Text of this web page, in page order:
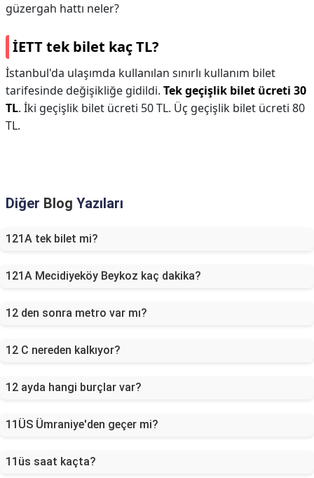
güzergah hattı neler?
İETT tek bilet kaç TL?
İstanbul'da ulaşımda kullanılan sınırlı kullanım bilet
tarifesinde değişikliğe gidildi. Tek geçişlik bilet ücreti 30
TL. İki geçişlik bilet ücreti 50 TL. Üç geçişlik bilet ücreti 80
TL.
Diğer Blog Yazıları
121A tek bilet mi?
121A Mecidiyeköy Beykoz kaç dakika?
12 den sonra metro var mı?
12 C nereden kalkıyor?
12 ayda hangi burçlar var?
11ÜS Ümraniye'den geçer mi?
11üs saat kaçta?